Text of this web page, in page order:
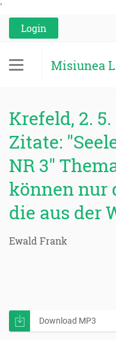
'
Login
Misiunea
Krefeld, 2. 5.
Zitate:
NR 3"
können nur
die aus der
Ewald Frank
Download MP3